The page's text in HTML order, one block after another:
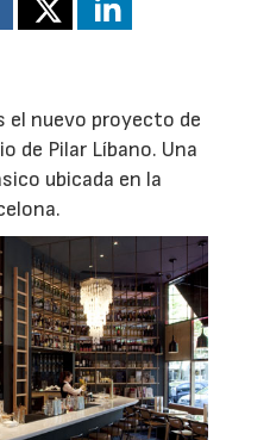
el nuevo proyecto de
de Pilar Líbano. Una
ubicada en la